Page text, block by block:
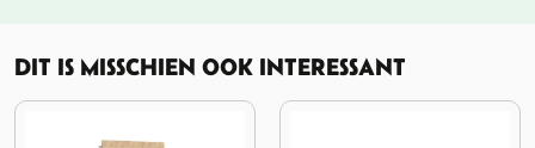
DIT IS MISSCHIEN OOK INTERESSANT